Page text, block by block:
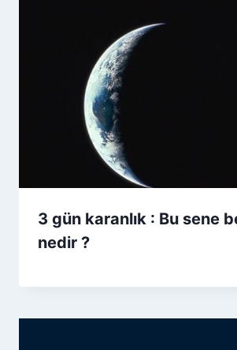
3 gün karanlık : Bu sene
nedir ?